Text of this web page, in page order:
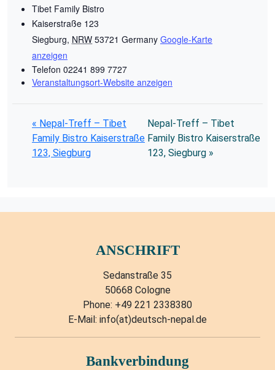
Tibet Family Bistro
Kaiserstraße 123
Siegburg, NRW 53721 Germany Google-Karte
anzeigen
Telefon 02241 899 7727
Veranstaltungsort-Website anzeigen
« Nepal-Treff – Tibet
Family Bistro Kaiserstraße
123, Siegburg
Nepal-Treff – Tibet
Family Bistro Kaiserstraße
123, Siegburg »
ANSCHRIFT
Sedanstraße 35
50668 Cologne
Phone: +49 221 2338380
E-Mail: info(at)deutsch-nepal.de
Bankverbindung